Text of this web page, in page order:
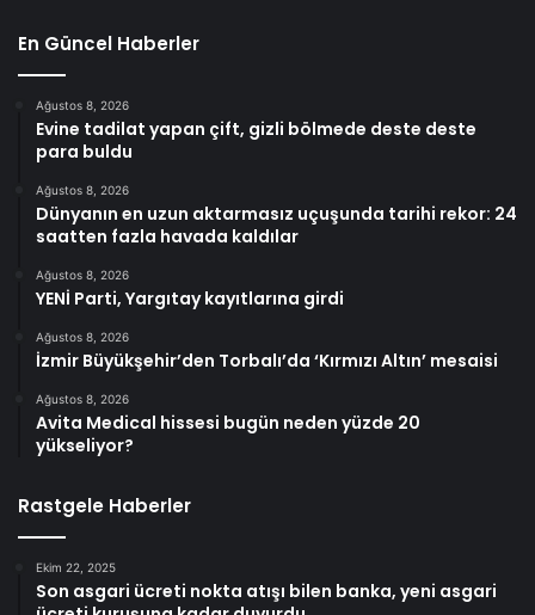
En Güncel Haberler
Ağustos 8, 2026
Evine tadilat yapan çift, gizli bölmede deste deste
para buldu
Ağustos 8, 2026
Dünyanın en uzun aktarmasız uçuşunda tarihi rekor: 24
saatten fazla havada kaldılar
Ağustos 8, 2026
YENİ Parti, Yargıtay kayıtlarına girdi
Ağustos 8, 2026
İzmir Büyükşehir’den Torbalı’da ‘Kırmızı Altın’ mesaisi
Ağustos 8, 2026
Avita Medical hissesi bugün neden yüzde 20
yükseliyor?
Rastgele Haberler
Ekim 22, 2025
Son asgari ücreti nokta atışı bilen banka, yeni asgari